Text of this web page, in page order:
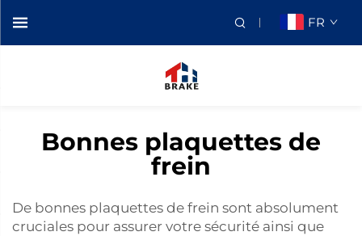
FR
Bonnes plaquettes de
frein
De bonnes plaquettes de frein sont absolument
cruciales pour assurer votre sécurité ainsi que